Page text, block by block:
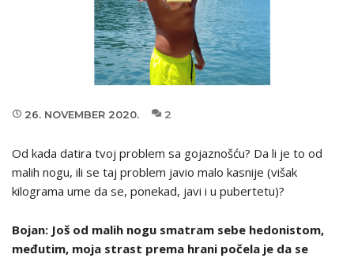
26. NOVEMBER 2020. 2
Od kada datira tvoj problem sa gojaznošću? Da li je to od
malih nogu, ili se taj problem javio malo kasnije (višak
kilograma ume da se, ponekad, javi i u pubertetu)?
Bojan: Još od malih nogu smatram sebe hedonistom,
međutim, moja strast prema hrani počela je da se